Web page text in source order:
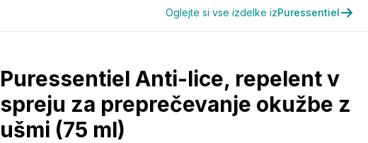
Oglejte si vse izdelke izPuressentiel
Puressentiel Anti-lice, repelent v
spreju za preprečevanje okužbe z
ušmi (75 ml)